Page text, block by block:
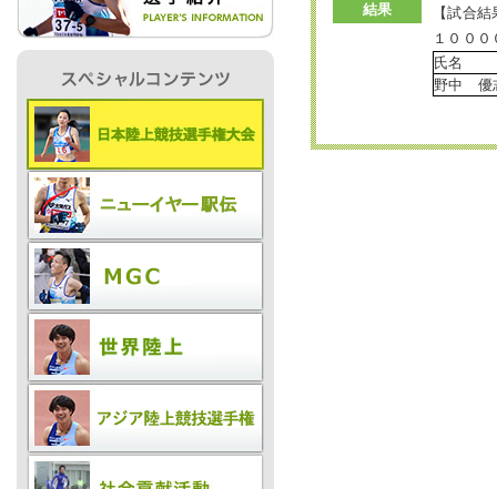
採用情報
プレスリリース
結果
【試合
１０００
氏名
野中 優